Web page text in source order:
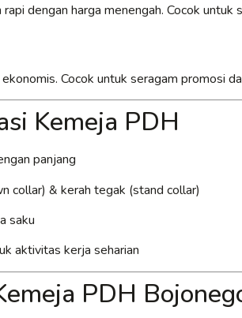
dengan harga menengah. Cocok
Cocok untuk seragam promosi
Kemeja PDH
panjang
collar) & kerah tegak (stand collar)
saku
aktivitas kerja seharian
PDH